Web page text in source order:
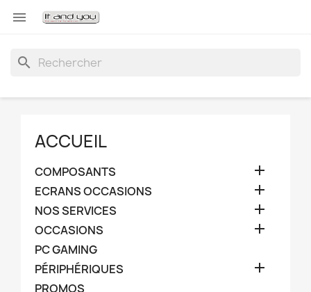

search
ACCUEIL
COMPOSANTS 
ECRANS OCCASIONS 
NOS SERVICES 
OCCASIONS 
PC GAMING
PÉRIPHÉRIQUES

PROMOS